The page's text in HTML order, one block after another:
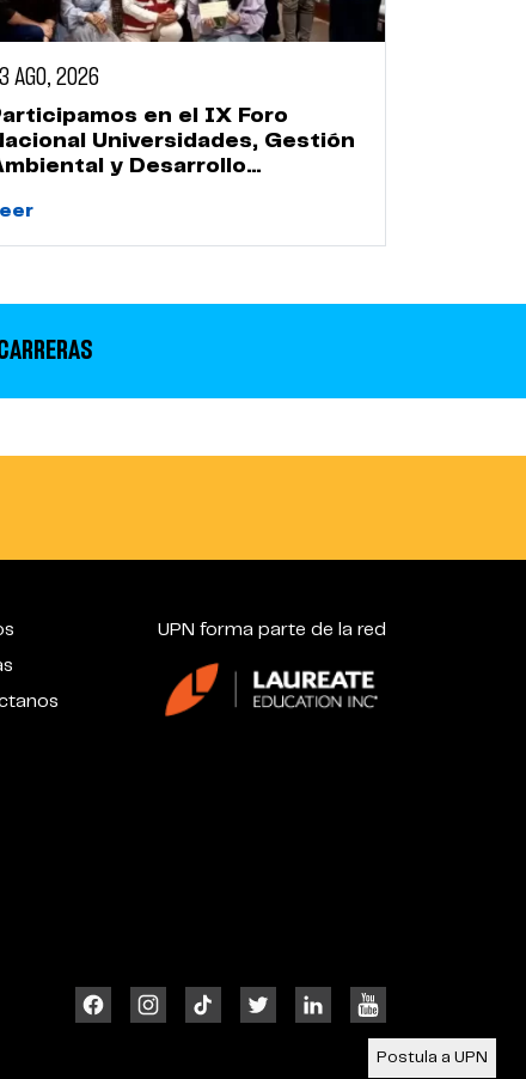
AGO, 2026
en el IX Foro
Universidades, Gestión
y Desarrollo
UPN forma parte de la red
Postula a UPN